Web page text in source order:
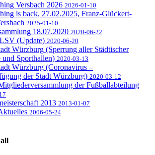
Versbach 2026 2026-01-10
is back, 27.02.2025, Franz-Glückert-
2025-01-10
18.07.2020 2020-06-22
(Update) 2020-06-20
Würzburg (Sperrung aller Städtischer
und Sporthallen) 2020-03-13
Würzburg (Coronavirus –
der Stadt Würzburg) 2020-03-12
der Fußballabteilung
2013 2013-01-07
2006-05-24